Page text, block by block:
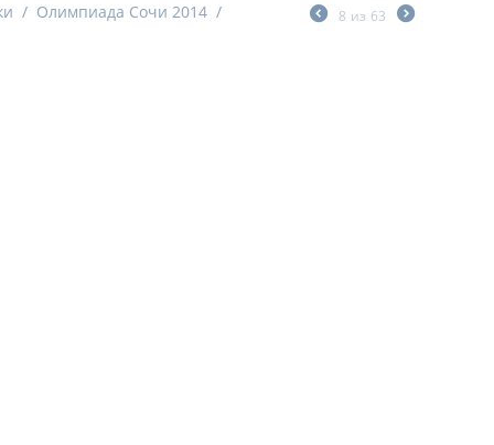
/ Олимпиада Сочи 2014 / 8 из 63